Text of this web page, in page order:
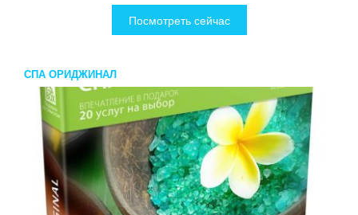
Посмотреть сейчас
СПА ОРИДЖИНАЛ